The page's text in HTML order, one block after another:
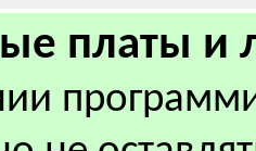
платы и